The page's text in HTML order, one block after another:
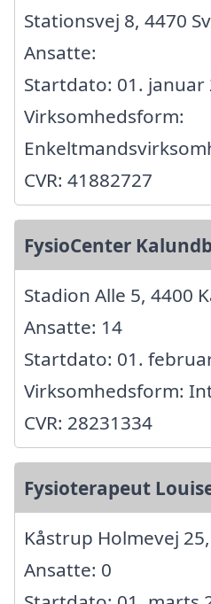
Stationsvej 8, 4470
Ansatte:
Startdato: 01. januar
Virksomhedsform:
CVR: 41882727
FysioCenter
Stadion Alle 5, 4400
Ansatte: 14
Startdato: 01.
Virksomhedsform:
CVR: 28231334
Fysioterapeut
Kåstrup Holmevej
Ansatte: 0